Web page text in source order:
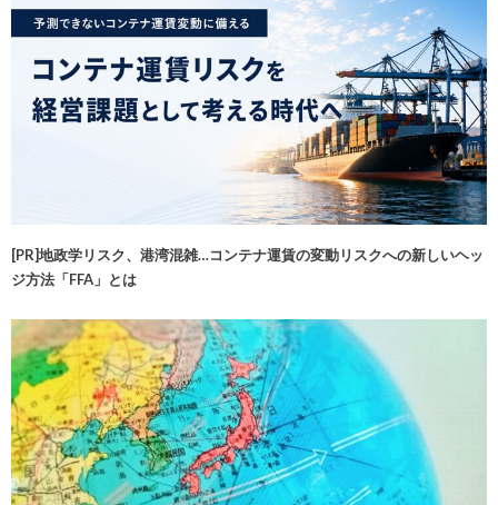
[PR]地政学リスク、港湾混雑…コンテナ運賃の変動リスクへの新しいヘッ
ジ方法「FFA」とは